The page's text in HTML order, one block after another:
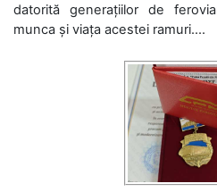
datorită generațiilor de
munca și viața acestei ramuri....